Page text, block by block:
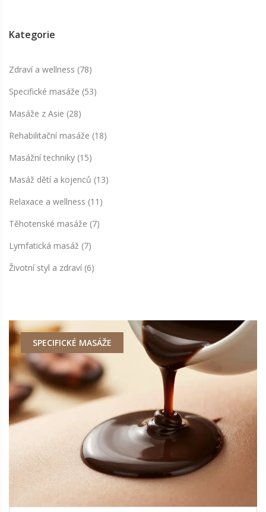
Kategorie
Zdraví a wellness (78)
Specifické masáže (53)
Masáže z Asie (28)
Rehabilitační masáže (18)
Masážní techniky (15)
Masáž dětí a kojenců (13)
Relaxace a wellness (11)
Těhotenské masáže (7)
Lymfatická masáž (7)
Životní styl a zdraví (6)
SPECIFICKÉ MASÁŽE